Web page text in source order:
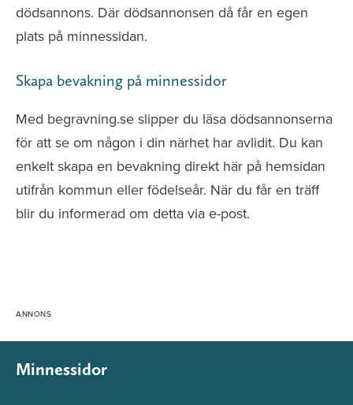
dödsannons. Där dödsannonsen då får en egen
plats på minnessidan.
Skapa bevakning på minnessidor
Med begravning.se slipper du läsa dödsannonserna
för att se om någon i din närhet har avlidit. Du kan
enkelt skapa en bevakning direkt här på hemsidan
utifrån kommun eller födelseår. När du får en träff
blir du informerad om detta via e-post.
Minnessidor